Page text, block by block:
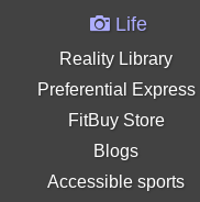
Life
Reality Library
Preferential Express
FitBuy Store
Blogs
Accessible sports